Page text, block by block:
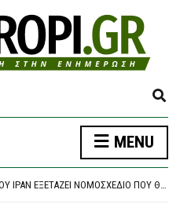
E
P
N
MENU
ΣΥΝΑΓΕΡΜΌΣ ΓΙΑ ΚΥΒΕΡΝΟΕΠΙΘΈΣΕΙΣ ΣΤΙΣ ΗΠΑ: ΧΆΚΕΡ «ΧΤΥΠΟΎΝ» ΚΟΛΟΣΣΟΎΣ ΜΕ ΈΝΑ ΤΗΛΕΦΏΝΗΜΑ – ΠΏΣ ΠΑΓΙΔΕΎΟΥΝ ΕΡΓΑΖΟΜΈΝΟΥΣ ΚΑΙ ΑΡΠΆΖΟΥΝ ΚΩΔΙΚΟΎΣ
ΤΟ ΚΟΙΝΟΒΟΎΛΙΟ ΤΟΥ ΙΡΆΝ ΕΞΕΤΆΖΕΙ ΝΟΜΟΣΧΈΔΙΟ ΠΟΥ ΘΑ ΑΠΑΓΟΡΕΎΕΙ ΣΕ ΑΜΕΡΙΚΑΝΙΚΆ ΚΑΙ ΙΣΡΑΗΛΙΝΆ ΠΛΟΊΑ ΤΗ ΔΙΈΛΕΥΣΗ ΑΠΌ ΤΑ ΣΤΕΝΆ ΤΟΥ ΟΡΜΟΎΖ